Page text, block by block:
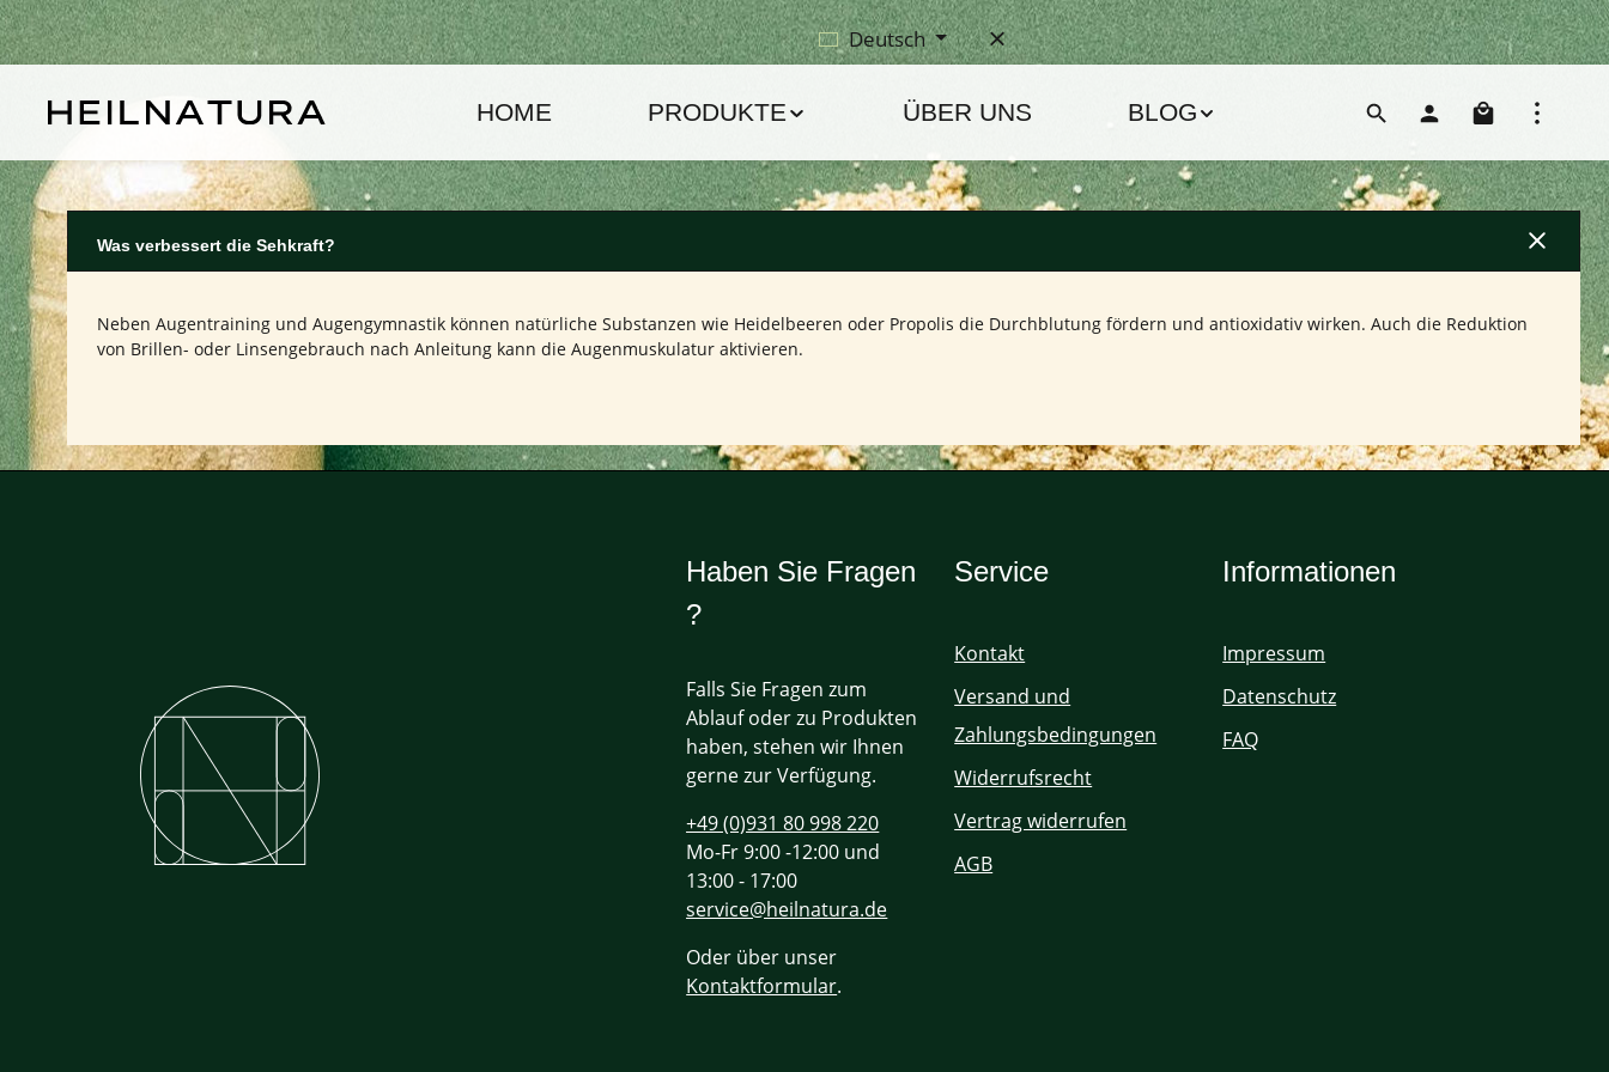
Hauptinhalt springen
Zur Hauptnavigation springen Deutsch
HOME PRODUKTE ÜBER UNS BLOG
Was verbessert die Sehkraft?
Neben Augentraining und Augengymnastik können natürliche Substanzen wie Heidelbeeren oder Propolis die Durchblutung fördern und antioxidativ wirken. Auch die Reduktion
von Brillen- oder Linsengebrauch nach Anleitung kann die Augenmuskulatur aktivieren.
Haben Sie Fragen
?
Falls Sie Fragen zum
Ablauf oder zu Produkten
haben, stehen wir Ihnen
gerne zur Verfügung.
+49 (0)931 80 998 220
Mo-Fr 9:00 -12:00 und
13:00 - 17:00
service@heilnatura.de
Oder über unser
Kontaktformular.
Service
Kontakt
Versand und
Zahlungsbedingungen
Widerrufsrecht
Vertrag widerrufen
AGB
Informationen
Impressum
Datenschutz
FAQ